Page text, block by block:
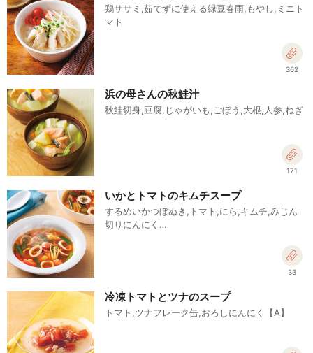
鶏ササミ,茹でずに使える緑豆春雨,もやし,ミニト
マト
362
浜の母さんの秋鮭汁
秋鮭切身,豆腐,じゃがいも,ごぼう,大根,人参,ねぎ
171
いかとトマトのキムチスープ
するめいかつぼぬき,トマト,にら,キムチ,みじん
切りにんにく…
33
冷凍トマトとツナのスープ
トマト,ツナフレーク缶,おろしにんにく【A】